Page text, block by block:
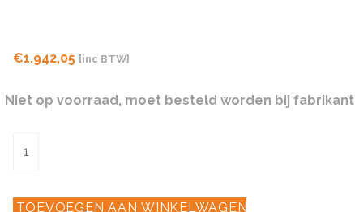
€1.942,05 {inc BTW}
Niet op voorraad, moet besteld worden bij fabrikant
TOEVOEGEN AAN WINKELWAGEN